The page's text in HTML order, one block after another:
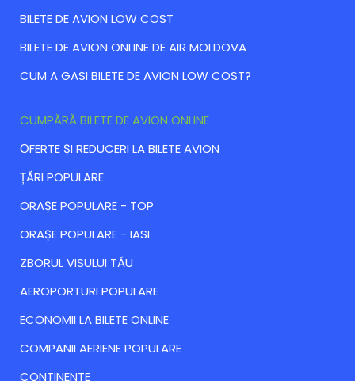
BILETE DE AVION LOW COST
BILETE DE AVION ONLINE DE AIR MOLDOVA
CUM A GASI BILETE DE AVION LOW COST?
CUMPĂRĂ BILETE DE AVION ONLINE
ОFERTE ȘI REDUCERI LA BILETE AVION
ȚĂRI POPULARE
ORAȘE POPULARE - TOP
ORAȘE POPULARE - IASI
ZBORUL VISULUI TĂU
AEROPORTURI POPULARE
ECONOMII LA BILETE ONLINE
COMPANII AERIENE POPULARE
CONTINENTE